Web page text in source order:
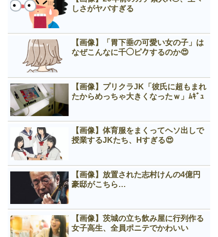
しさがヤバすぎる
【画像】「胃下垂の可愛い女の子」は
なぜこんなに千◯ピ𠂊するのか😍
【画像】プリクラJK「彼氏に超もまれ
たからめっちゃ大きくなったｗ」ﾑｷﾞｭ
【画像】体育服をまくってヘソ出しで
授業するJKたち、Нすぎる😍
【画像】放置された志村けんの4億円
豪邸がこちら…
【画像】茨城の立ち飲み屋に行列作る
女子高生、全員ポニテでかわいい